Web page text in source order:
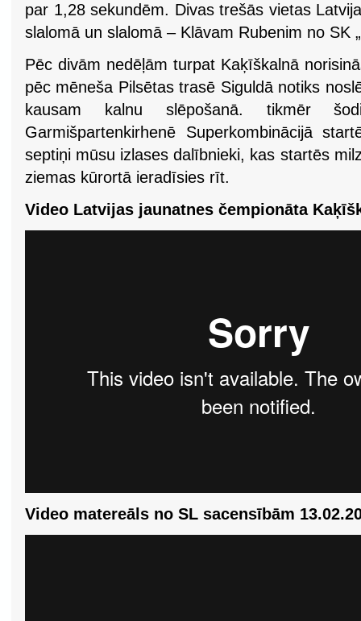
par 1,28 sekundēm. Divas trešās vietas
slalomā un slalomā – Klāvam Rubenim no SK
Pēc divām nedēļām turpat Kaķīškalnā
pēc mēneša Pilsētas trasē Siguldā notiks
kausam kalnu slēpošanā. tikmēr
Garmišpartenkirhenē Superkombinācijā
septiņi mūsu izlases dalībnieki, kas startēs
ziemas kūrortā ieradīsies rīt.
Video Latvijas jaunatnes čempionāta
Video matereāls no SL sacensībām